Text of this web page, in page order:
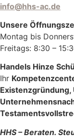
info@hhs-ac.de
Unsere
Montag bis
Freitags: 8:30 –
Handels Hinze
Ihr
HHS – Beraten.